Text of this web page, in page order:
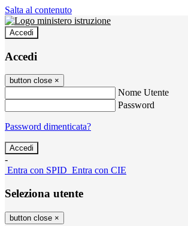
Salta al contenuto
Accedi
Accedi
button close ×
Nome Utente
Password
Password dimenticata?
-
Entra con SPID Entra con CIE
Seleziona utente
button close ×